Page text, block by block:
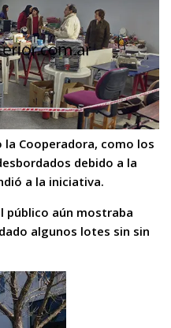
Cooperadora, como los
debido a la
a la iniciativa.
público aún mostraba
algunos lotes sin sin